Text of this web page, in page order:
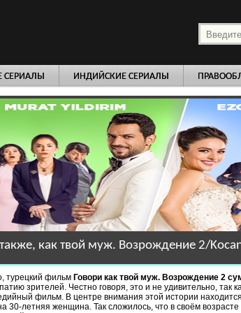
СЕРИАЛЫ ИНДИЙСКИЕ СЕРИАЛЫ
как твой муж. Возрождение 2/
турецкий фильм Говори как твой муж. Возрождение 2
зрителей. Честно говоря, это и не удивительно, так
фильм. В центре внимания этой истории
30-летняя женщина. Так сложилось, что в своём